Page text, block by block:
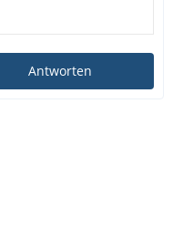
Antworten